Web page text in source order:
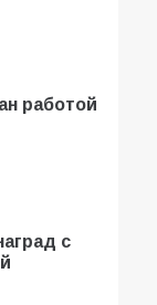
работой
с